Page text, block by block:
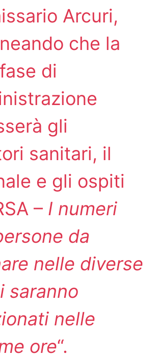
Arcuri,
che la
di
gli
sanitari, il
e gli ospiti
– I numeri
da
nelle diverse
saranno
nelle
ore“.